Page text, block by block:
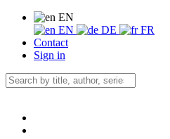
EN
EN
DE
FR
Contact
Sign in